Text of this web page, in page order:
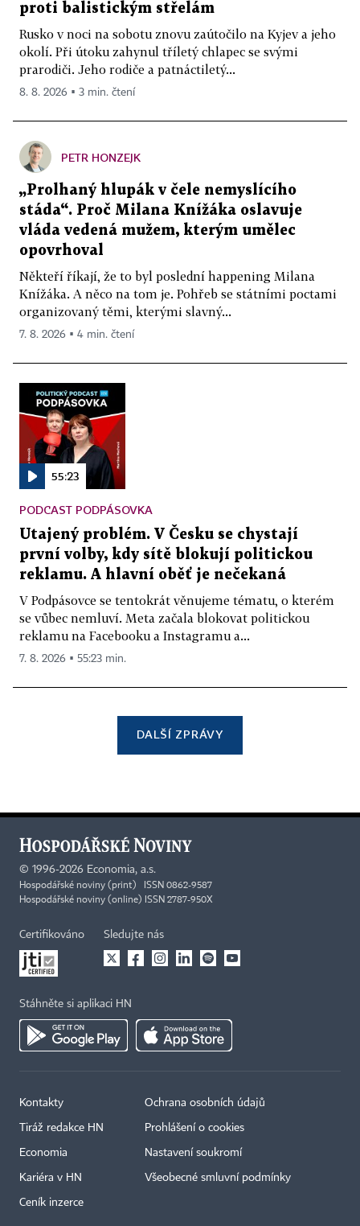
proti balistickým střelám
Rusko v noci na sobotu znovu zaútočilo na Kyjev a jeho
okolí. Při útoku zahynul tříletý chlapec se svými
prarodiči. Jeho rodiče a patnáctiletý...
8. 8. 2026 ▪ 3 min. čtení
PETR HONZEJK
„Prolhaný hlupák v čele nemyslícího
stáda“. Proč Milana Knížáka oslavuje
vláda vedená mužem, kterým umělec
opovrhoval
Někteří říkají, že to byl poslední happening Milana
Knížáka. A něco na tom je. Pohřeb se státními poctami
organizovaný těmi, kterými slavný...
7. 8. 2026 ▪ 4 min. čtení
55:23
PODCAST PODPÁSOVKA
Utajený problém. V Česku se chystají
první volby, kdy sítě blokují politickou
reklamu. A hlavní oběť je nečekaná
V Podpásovce se tentokrát věnujeme tématu, o kterém
se vůbec nemluví. Meta začala blokovat politickou
reklamu na Facebooku a Instagramu a...
7. 8. 2026 ▪ 55:23 min.
DALŠÍ ZPRÁVY
© 1996-2026 Economia, a.s.
Hospodářské noviny (print) ISSN 0862-9587
Hospodářské noviny (online) ISSN 2787-950X
Certifikováno Sledujte nás
Stáhněte si aplikaci HN
Kontakty
Tiráž redakce HN
Economia
Kariéra v HN
Ceník inzerce
Ochrana osobních údajů
Prohlášení o cookies
Nastavení soukromí
Všeobecné smluvní podmínky